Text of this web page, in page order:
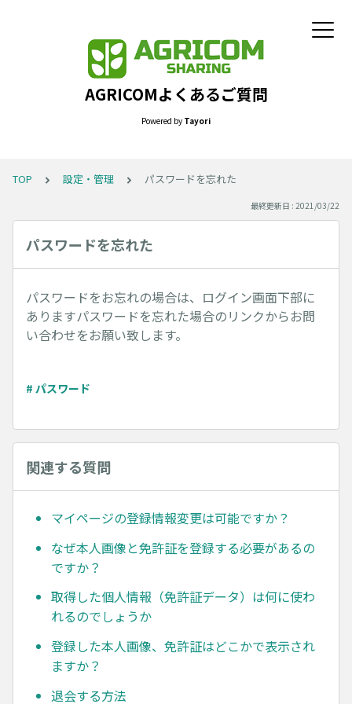
AGRICOMよくあるご質問
Powered by Tayori
TOP 設定・管理 パスワードを忘れた
最終更新日 : 2021/03/22
パスワードを忘れた
パスワードをお忘れの場合は、ログイン画面下部に
ありますパスワードを忘れた場合のリンクからお問
い合わせをお願い致します。
# パスワード
関連する質問
マイページの登録情報変更は可能ですか？
なぜ本人画像と免許証を登録する必要があるの
ですか？
取得した個人情報（免許証データ）は何に使わ
れるのでしょうか
登録した本人画像、免許証はどこかで表示され
ますか？
退会する方法